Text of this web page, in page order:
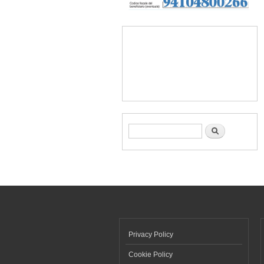
Form di ricerca Cerca
Privacy Policy
Cookie Policy